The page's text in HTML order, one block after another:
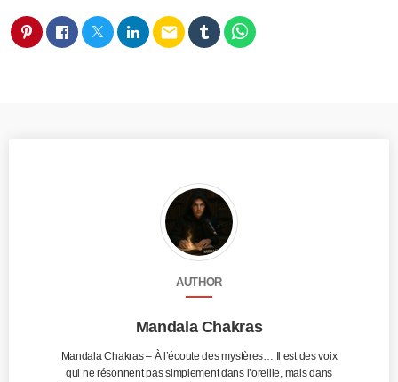
email
AUTHOR
Mandala Chakras
Mandala Chakras – À l’écoute des mystères… Il est des voix
qui ne résonnent pas simplement dans l’oreille, mais dans